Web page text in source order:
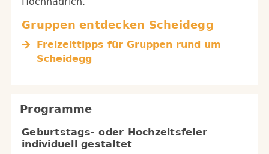
Gruppen entdecken Scheidegg
Freizeittipps für Gruppen rund um
Scheidegg
Programme
Geburtstags- oder Hochzeitsfeier
individuell gestaltet